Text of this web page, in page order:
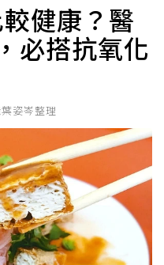
健康？醫
必搭抗氧化
姿岑整理